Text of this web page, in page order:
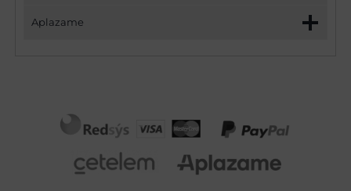
Aplazame